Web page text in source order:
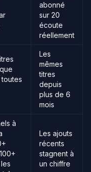
abonné
sur 20
écoute
réellement
Les
mêmes
titres
depuis
plus de 6
mois
à
Les ajouts
récents
stagnent à
un chiffre